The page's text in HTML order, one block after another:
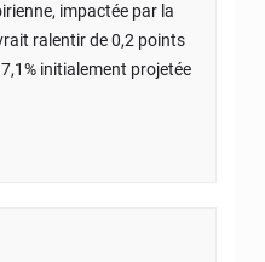
impactée par la
ralentir de 0,2 points
initialement projetée